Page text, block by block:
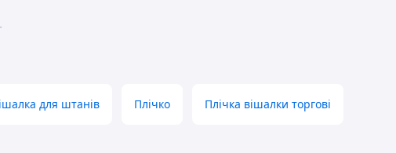
для штанів Плічко Плічка вішалки торгові